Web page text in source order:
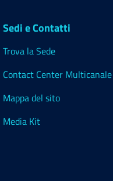
Sedi e Contatti
Trova la Sede
Contact Center Multicanale
Mappa del sito
Media Kit